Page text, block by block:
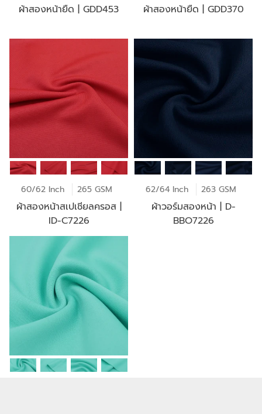
ผ้าสองหน้ายืด | GDD453 ผ้าสองหน้ายืด | GDD370
60/62 Inch 265 GSM
ผ้าสองหน้าสเปเชียลครอส |
ID-C7226
62/64 Inch 263 GSM
ผ้าวอร์มสองหน้า | D-
BBO7226